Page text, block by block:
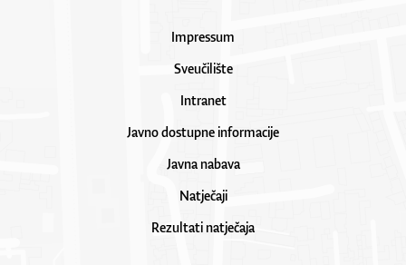
Impressum
Sveučilište
Intranet
Javno dostupne informacije
Javna nabava
Natječaji
Rezultati natječaja